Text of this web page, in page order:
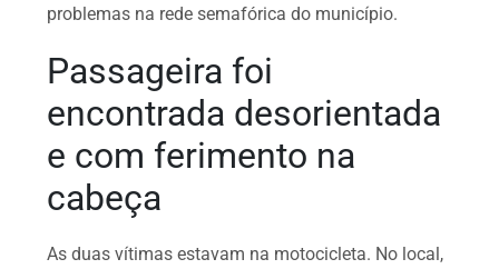
problemas na rede semafórica do município.
Passageira foi
encontrada desorientada
e com ferimento na
cabeça
As duas vítimas estavam na motocicleta. No local,